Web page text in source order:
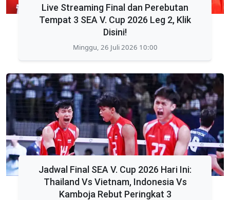
Live Streaming Final dan Perebutan
Tempat 3 SEA V. Cup 2026 Leg 2, Klik
Disini!
Minggu, 26 Juli 2026 10:00
Jadwal Final SEA V. Cup 2026 Hari Ini:
Thailand Vs Vietnam, Indonesia Vs
Kamboja Rebut Peringkat 3